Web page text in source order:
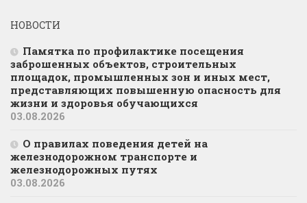
НОВОСТИ
Памятка по профилактике посещения
заброшенных объектов, строительных
площадок, промышленных зон и иных мест,
представляющих повышенную опасность для
жизни и здоровья обучающихся
03.08.2026
О правилах поведения детей на
железнодорожном транспорте и
железнодорожных путях
03.08.2026